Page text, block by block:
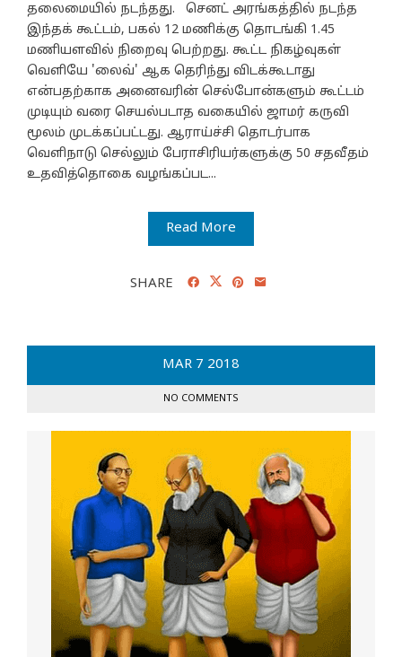
தலைமையில் நடந்தது. செனட் அரங்கத்தில் நடந்த
இந்தக் கூட்டம், பகல் 12 மணிக்கு தொடங்கி 1.45
மணியளவில் நிறைவு பெற்றது. கூட்ட நிகழ்வுகள்
வெளியே 'லைவ்' ஆக தெரிந்து விடக்கூடாது
என்பதற்காக அனைவரின் செல்போன்களும் கூட்டம்
முடியும் வரை செயல்படாத வகையில் ஜாமர் கருவி
மூலம் முடக்கப்பட்டது. ஆராய்ச்சி தொடர்பாக
வெளிநாடு செல்லும் பேராசிரியர்களுக்கு 50 சதவீதம்
உதவித்தொகை வழங்கப்பட...
Read More
SHARE
MAR 7 2018
NO COMMENTS